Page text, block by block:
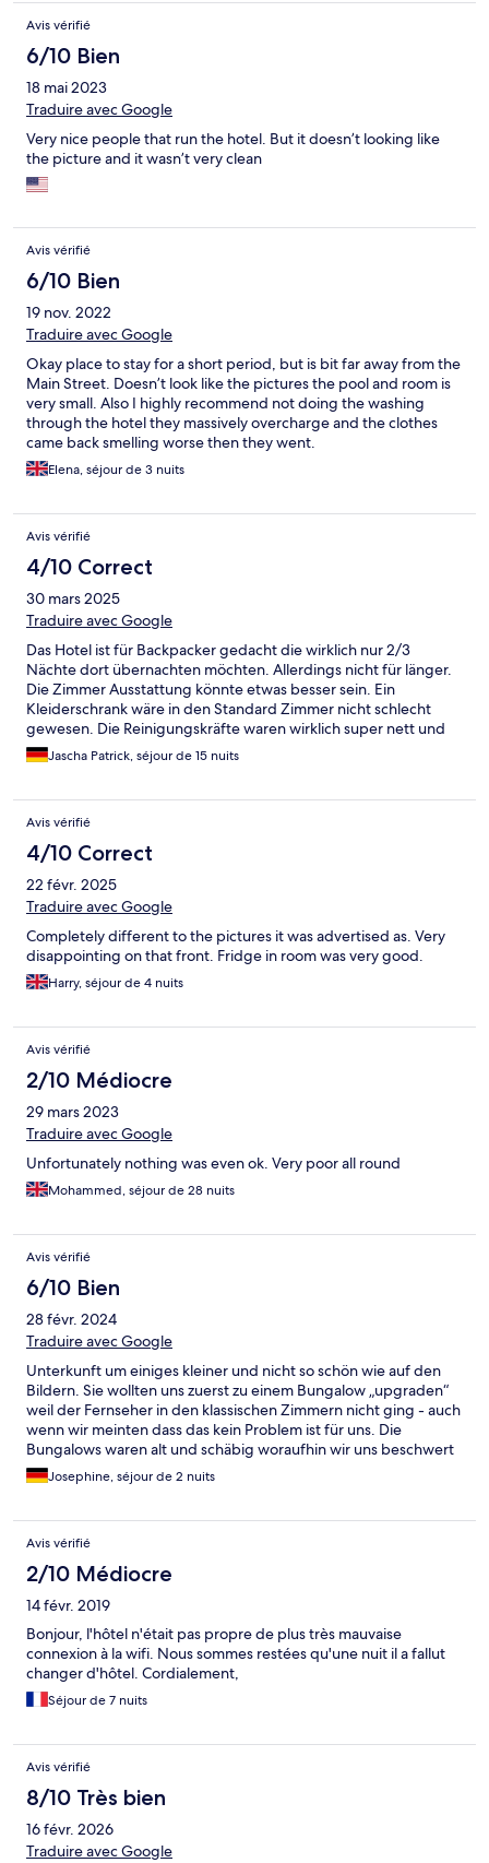
Avis vérifié
6/10 Bien
18 mai 2023
Traduire avec Google
Very nice people that run the hotel. But it doesn’t looking like
the picture and it wasn’t very clean
Avis vérifié
6/10 Bien
19 nov. 2022
Traduire avec Google
Okay place to stay for a short period, but is bit far away from the
Main Street. Doesn’t look like the pictures the pool and room is
very small. Also I highly recommend not doing the washing
through the hotel they massively overcharge and the clothes
came back smelling worse then they went.
Elena, séjour de 3 nuits
Avis vérifié
4/10 Correct
30 mars 2025
Traduire avec Google
Das Hotel ist für Backpacker gedacht die wirklich nur 2/3
Nächte dort übernachten möchten. Allerdings nicht für länger.
Die Zimmer Ausstattung könnte etwas besser sein. Ein
Kleiderschrank wäre in den Standard Zimmer nicht schlecht
gewesen. Die Reinigungskräfte waren wirklich super nett und
auch hinterher und aufmerksam. Ansonsten um dort nur zu
schlafen ist es ausreichend.
Jascha Patrick, séjour de 15 nuits
Avis vérifié
4/10 Correct
22 févr. 2025
Traduire avec Google
Completely different to the pictures it was advertised as. Very
disappointing on that front. Fridge in room was very good.
Harry, séjour de 4 nuits
Avis vérifié
2/10 Médiocre
29 mars 2023
Traduire avec Google
Unfortunately nothing was even ok. Very poor all round
Mohammed, séjour de 28 nuits
Avis vérifié
6/10 Bien
28 févr. 2024
Traduire avec Google
Unterkunft um einiges kleiner und nicht so schön wie auf den
Bildern. Sie wollten uns zuerst zu einem Bungalow „upgraden“
weil der Fernseher in den klassischen Zimmern nicht ging - auch
wenn wir meinten dass das kein Problem ist für uns. Die
Bungalows waren alt und schäbig woraufhin wir uns beschwert
haben und in ein klassisches Zimmer konnten. Die Umgebung
ist eher laut, die Wände dünn und alles in einem keine Top
braucht man nur 10 Minuten zu Fuß, der Lamai Beach ist sehr
schön und ruhig und die Night Markets eher kleiner aber cool.
Für 2 Nächte war es okay.
Josephine, séjour de 2 nuits
Avis vérifié
2/10 Médiocre
14 févr. 2019
Bonjour, l'hôtel n'était pas propre de plus très mauvaise
connexion à la wifi. Nous sommes restées qu'une nuit il a fallut
changer d'hôtel. Cordialement,
Séjour de 7 nuits
Avis vérifié
8/10 Très bien
16 févr. 2026
Traduire avec Google